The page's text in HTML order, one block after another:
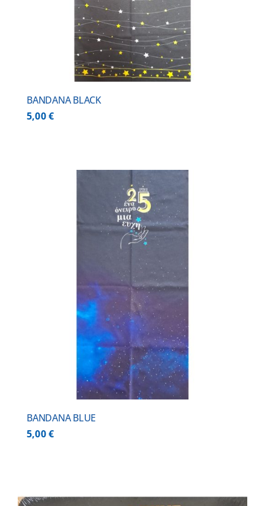
BANDANA BLACK
5,00€
BANDANA BLUE
5,00€